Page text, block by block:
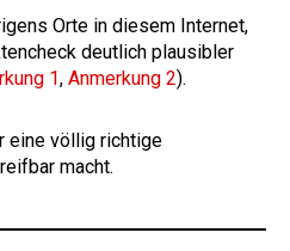
Orte in diesem Internet,
deutlich plausibler
1, Anmerkung 2).
eine völlig richtige
macht.